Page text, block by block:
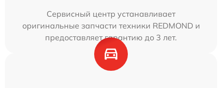
Сервисный центр устанавливает
оригинальные запчасти техники REDMOND и
предоставляет гарантию до 3 лет.